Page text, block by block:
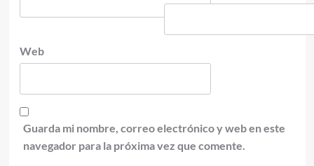
Web
Guarda mi nombre, correo electrónico y web en este
navegador para la próxima vez que comente.